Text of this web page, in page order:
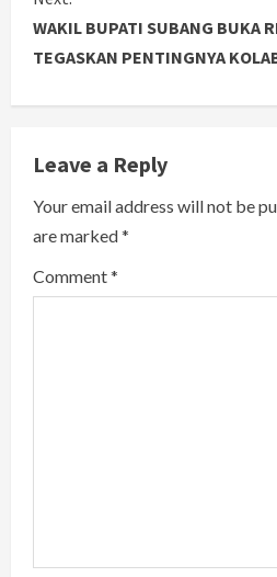
t
i
n
u
e
R
e
WAKIL BUPATI SUBANG BUKA
TEGASKAN PENTINGNYA
Leave a Reply
Your email address will not be
are marked*
Comment*